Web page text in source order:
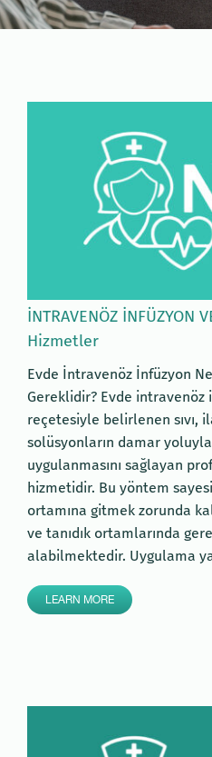
İNTRAVENÖZ İNFÜZYON
Hizmetler
Evde İntravenöz İnfüzyon
Gereklidir? Evde intravenöz
reçetesiyle belirlenen sıvı,
solüsyonların damar
uygulanmasını sağlayan
hizmetidir. Bu yöntem
ortamına gitmek zorunda
ve tanıdık ortamlarında
alabilmektedir. Uygulama
LEARN MORE